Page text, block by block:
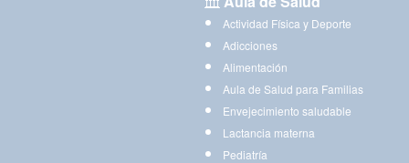
Actividad Física y Deporte
Adicciones
Alimentación
Aula de Salud para Familias
Envejecimiento saludable
Lactancia materna
Pediatría